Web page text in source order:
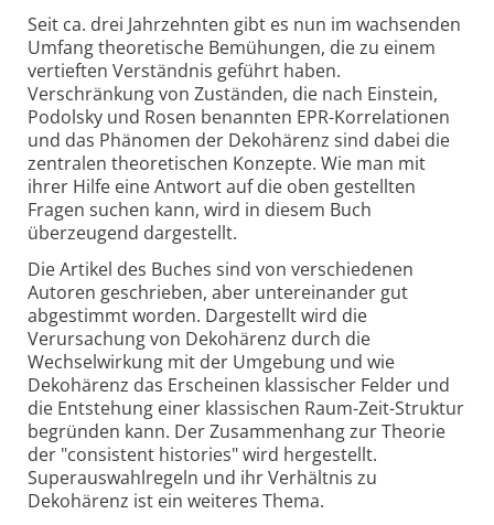
Seit ca. drei Jahrzehnten gibt es nun im wachsenden
Umfang theoretische Bemühungen, die zu einem
vertieften Verständnis geführt haben.
Verschränkung von Zuständen, die nach Einstein,
Podolsky und Rosen benannten EPR-Korrelationen
und das Phänomen der Dekohärenz sind dabei die
zentralen theoretischen Konzepte. Wie man mit
ihrer Hilfe eine Antwort auf die oben gestellten
Fragen suchen kann, wird in diesem Buch
überzeugend dargestellt.
Die Artikel des Buches sind von verschiedenen
Autoren geschrieben, aber untereinander gut
abgestimmt worden. Dargestellt wird die
Verursachung von Dekohärenz durch die
Wechselwirkung mit der Umgebung und wie
Dekohärenz das Erscheinen klassischer Felder und
die Entstehung einer klassischen Raum-Zeit-Struktur
begründen kann. Der Zusammenhang zur Theorie
der "consistent histories" wird hergestellt.
Superauswahlregeln und ihr Verhältnis zu
Dekohärenz ist ein weiteres Thema.